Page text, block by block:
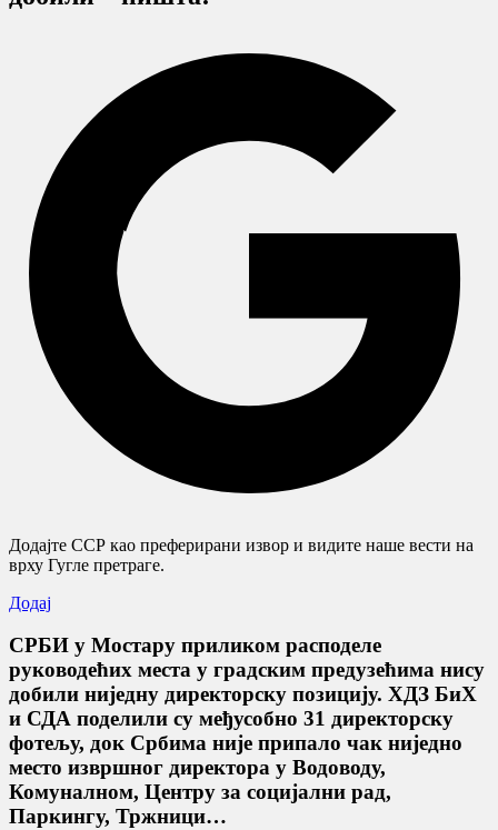
Додајте ССР као преферирани извор и видите наше вести на
врху Гугле претраге.
Додај
СРБИ у Мостару приликом расподеле
руководећих места у градским предузећима нису
добили ниједну директорску позицију. ХДЗ БиХ
и СДА поделили су међусобно 31 директорску
фотељу, док Србима није припало чак ниједно
место извршног директора у Водоводу,
Комуналном, Центру за социјални рад,
Паркингу, Тржници…